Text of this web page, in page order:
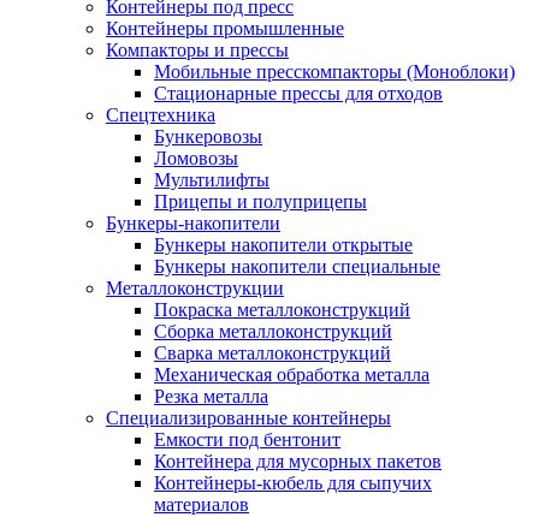
Контейнеры под пресс
Контейнеры промышленные
Компакторы и прессы
Мобильные пресскомпакторы (Моноблоки)
Стационарные прессы для отходов
Спецтехника
Бункеровозы
Ломовозы
Мультилифты
Прицепы и полуприцепы
Бункеры-накопители
Бункеры накопители открытые
Бункеры накопители специальные
Металлоконструкции
Покраска металлоконструкций
Сборка металлоконструкций
Сварка металлоконструкций
Механическая обработка металла
Резка металла
Специализированные контейнеры
Емкости под бентонит
Контейнера для мусорных пакетов
Контейнеры-кюбель для сыпучих
материалов